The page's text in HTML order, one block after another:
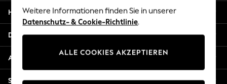
Dresses
Flip Flops
Linen Collection
Sandals
Shorts
Hilfe
Datenschutz und Rechtliches
Abteilungen
Sonstige Dienstleistungen
Weitere Informationen finden Sie in unserer
Datenschutz- & Cookie-Richtlinie.
ALLE COOKIES AKZEPTIEREN